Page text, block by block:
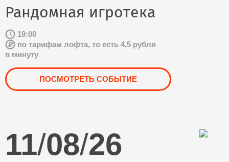
Рандомная игротека
19:00
по тарифам лофта, то есть 4,5 рубля
в минуту
ПОСМОТРЕТЬ СОБЫТИЕ
11/08/26